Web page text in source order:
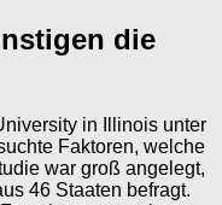
die
in Illinois unter
Faktoren, welche
war groß angelegt,
46 Staaten befragt.